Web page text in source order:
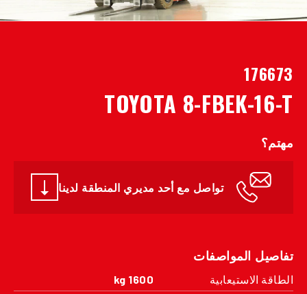
176673
TOYOTA 8-FBEK-16-T
مهتم؟
تواصل مع أحد مديري المنطقة لدينا
تفاصيل المواصفات
الطاقة الاستيعابية
1600 kg